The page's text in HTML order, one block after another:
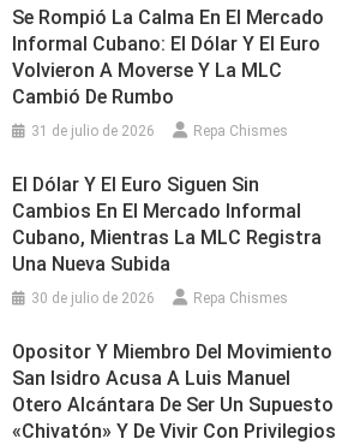
Se Rompió La Calma En El Mercado
Informal Cubano: El Dólar Y El Euro
Volvieron A Moverse Y La MLC
Cambió De Rumbo
31 de julio de 2026 Repa Chismes
El Dólar Y El Euro Siguen Sin
Cambios En El Mercado Informal
Cubano, Mientras La MLC Registra
Una Nueva Subida
30 de julio de 2026 Repa Chismes
Opositor Y Miembro Del Movimiento
San Isidro Acusa A Luis Manuel
Otero Alcántara De Ser Un Supuesto
«chivatón» Y De Vivir Con Privilegios